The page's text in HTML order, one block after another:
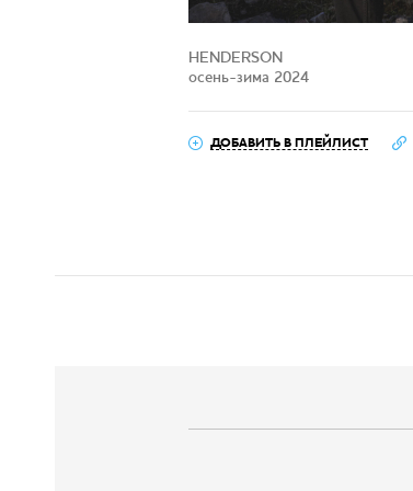
HENDERSON
осень-зима 2024
ДОБАВИТЬ В ПЛЕЙЛИСТ